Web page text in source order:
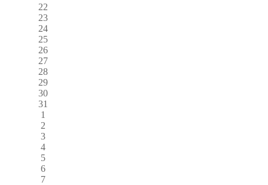
22
23
24
25
26
27
28
29
30
31
1
2
3
4
5
6
7